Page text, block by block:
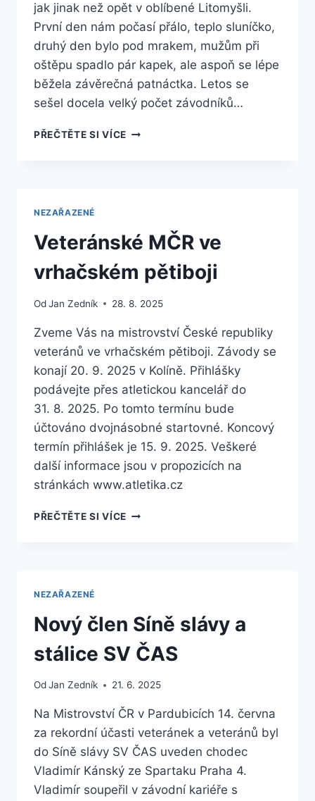
jak jinak než opět v oblíbené Litomyšli.
První den nám počasí přálo, teplo sluníčko,
druhý den bylo pod mrakem, mužům při
oštěpu spadlo pár kapek, ale aspoň se lépe
běžela závěrečná patnáctka. Letos se
sešel docela velký počet závodníků…
PŘEČTĚTE SI VÍCEVETERÁNSKÉ
NEZAŘAZENÉ
Veteránské MČR ve
vrhačském pětiboji
OdJan Zedník 28. 8. 2025
Zveme Vás na mistrovství České republiky
veteránů ve vrhačském pětiboji. Závody se
konají 20. 9. 2025 v Kolíně. Přihlášky
podávejte přes atletickou kancelář do
31. 8. 2025. Po tomto termínu bude
účtováno dvojnásobné startovné. Koncový
termín přihlášek je 15. 9. 2025. Veškeré
další informace jsou v propozicích na
stránkách www.atletika.cz
PŘEČTĚTE SI VÍCEVETERÁNSKÉ
NEZAŘAZENÉ
Nový člen Síně slávy a
stálice SV ČAS
OdJan Zedník 21. 6. 2025
Na Mistrovství ČR v Pardubicích 14. června
za rekordní účasti veteránek a veteránů byl
do Síně slávy SV ČAS uveden chodec
Vladimír Kánský ze Spartaku Praha 4.
Vladimír soupeřil v závodní kariéře s